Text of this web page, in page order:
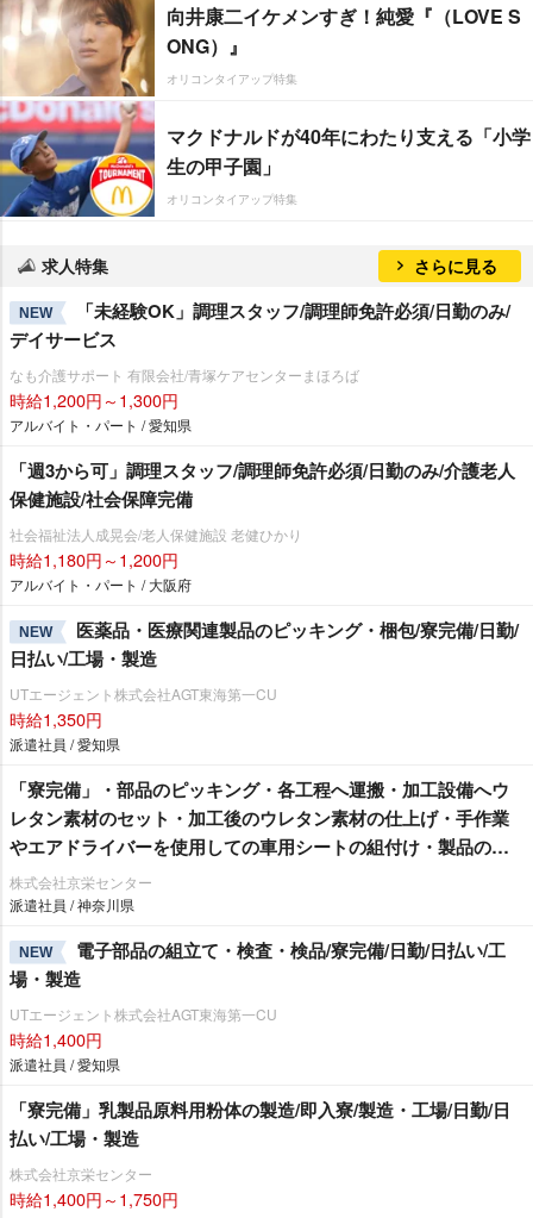
向井康二イケメンすぎ！純愛『（LOVE S
ONG）』
オリコンタイアップ特集
マクドナルドが40年にわたり支える「小学
生の甲子園」
オリコンタイアップ特集
求人特集 さらに見る
NEW
「未経験OK」調理スタッフ/調理師免許必須/日勤のみ/
デイサービス
なも介護サポート 有限会社/青塚ケアセンターまほろば
時給1,200円～1,300円
アルバイト・パート / 愛知県
「週3から可」調理スタッフ/調理師免許必須/日勤のみ/介護老人
保健施設/社会保障完備
社会福祉法人成晃会/老人保健施設 老健ひかり
時給1,180円～1,200円
アルバイト・パート / 大阪府
NEW
医薬品・医療関連製品のピッキング・梱包/寮完備/日勤/
日払い/工場・製造
UTエージェント株式会社AGT東海第一CU
時給1,350円
派遣社員 / 愛知県
「寮完備」・部品のピッキング・各工程へ運搬・加工設備へウ
レタン素材のセット・加工後のウレタン素材の仕上げ・手作業
エアドライバーを使用しての車用シートの組付け・製品の検
査作業/即入寮/製造・工場
株式会社京栄センター
派遣社員 / 神奈川県
NEW
電子部品の組立て・検査・検品/寮完備/日勤/日払い/工
場・製造
UTエージェント株式会社AGT東海第一CU
時給1,400円
派遣社員 / 愛知県
「寮完備」乳製品原料用粉体の製造/即入寮/製造・工場/日勤/日
払い/工場・製造
株式会社京栄センター
時給1,400円～1,750円